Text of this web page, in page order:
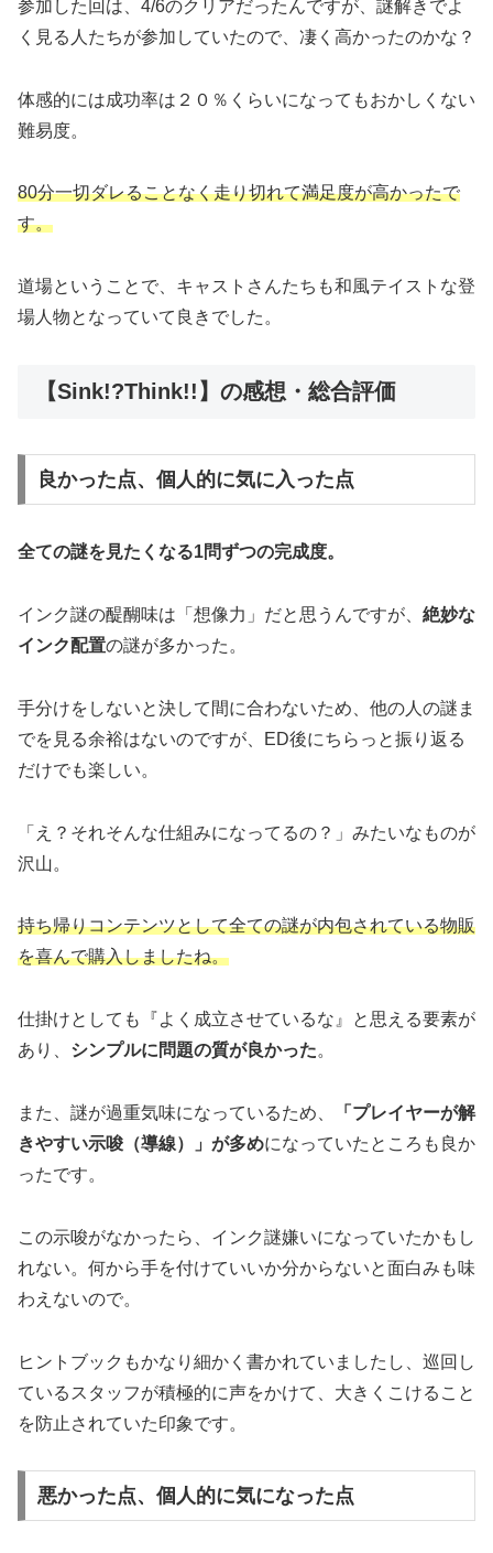
参加した回は、4/6のクリアだったんですが、謎解きでよ
く見る人たちが参加していたので、凄く高かったのかな？
体感的には成功率は２０％くらいになってもおかしくない
難易度。
80分一切ダレることなく走り切れて満足度が高かったで
す。
道場ということで、キャストさんたちも和風テイストな登
場人物となっていて良きでした。
【Sink!?Think!!】の感想・総合評価
良かった点、個人的に気に入った点
全ての謎を見たくなる1問ずつの完成度。
インク謎の醍醐味は「想像力」だと思うんですが、 絶妙な
インク配置の謎が多かった。
手分けをしないと決して間に合わないため、他の人の謎ま
でを見る余裕はないのですが、ED後にちらっと振り返る
だけでも楽しい。
「え？それそんな仕組みになってるの？」みたいなものが
沢山。
持ち帰りコンテンツとして全ての謎が内包されている物販
を喜んで購入しましたね。
仕掛けとしても『よく成立させているな』と思える要素が
あり、 シンプルに問題の質が良かった。
また、謎が過重気味になっているため、
「プレイヤーが解
きやすい示唆（導線）」が多めになっていたところも良か
ったです。
この示唆がなかったら、インク謎嫌いになっていたかもし
れない。何から手を付けていいか分からないと面白みも味
わえないので。
ヒントブックもかなり細かく書かれていましたし、巡回し
ているスタッフが積極的に声をかけて、大きくこけること
を防止されていた印象です。
悪かった点、個人的に気になった点